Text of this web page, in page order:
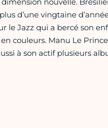
d’une vingtaine
le Jazz qui a bercé son
couleurs. Manu Le
à son actif plusieurs